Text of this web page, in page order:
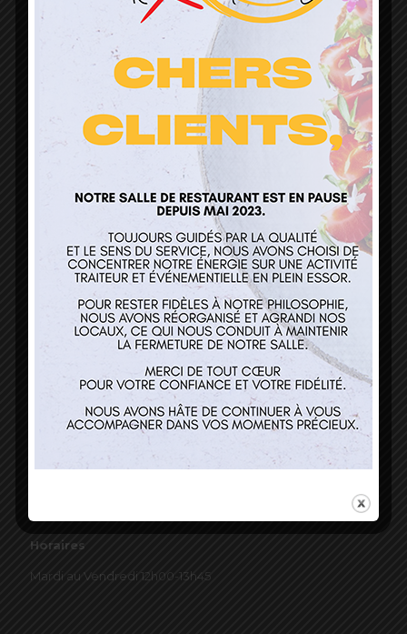
L’Atelier de Guillaume
1 Lieu Dit Sur Les Prés
68160 Sainte Marie Aux Mines
contact@atelierdeguillaume.fr
Nos services
Restaurant
Contact
Horaires
Mardi au Vendredi 12h00-13h45